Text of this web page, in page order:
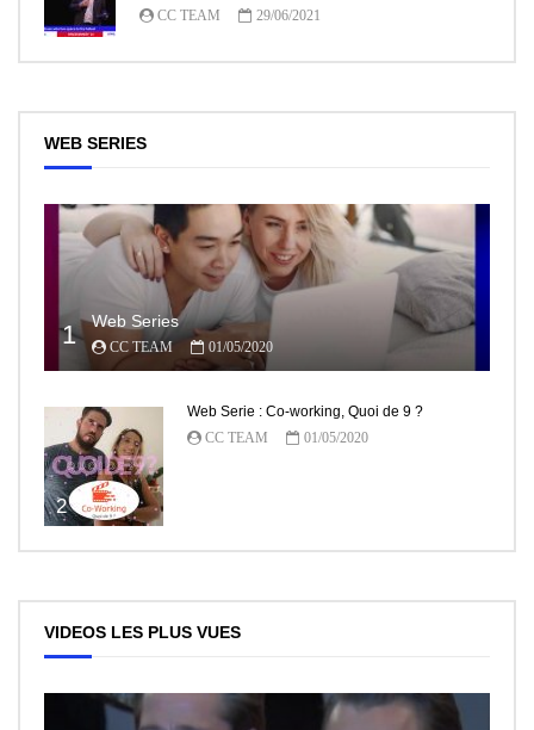
CC TEAM
29/06/2021
WEB SERIES
1 Web Series
CC TEAM 01/05/2020
2
Web Serie : Co-working, Quoi de 9 ?
CC TEAM
01/05/2020
VIDEOS LES PLUS VUES